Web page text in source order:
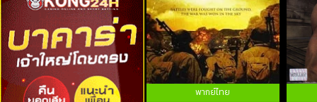
พากย์ไทย